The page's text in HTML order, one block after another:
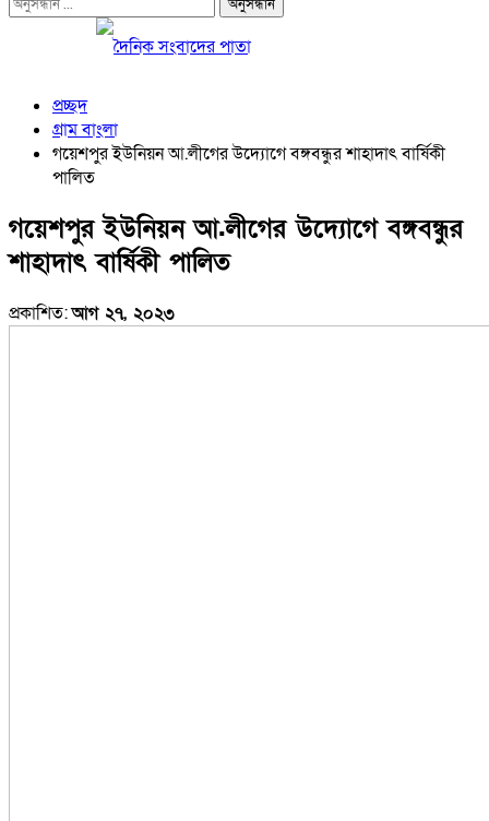
প্রচ্ছদ
গ্রাম বাংলা
গয়েশপুর ইউনিয়ন আ.লীগের উদ্যোগে বঙ্গবন্ধুর শাহাদাৎ বার্ষিকী
পালিত
গয়েশপুর ইউনিয়ন আ.লীগের উদ্যোগে বঙ্গবন্ধুর
শাহাদাৎ বার্ষিকী পালিত
প্রকাশিত:আগ ২৭, ২০২৩